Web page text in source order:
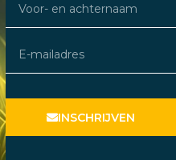
INSCHRIJVEN